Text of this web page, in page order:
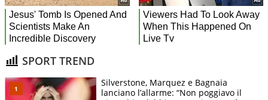
SPORT TREND
Silverstone, Marquez e Bagnaia
lanciano l’allarme: “Non poggiavo il